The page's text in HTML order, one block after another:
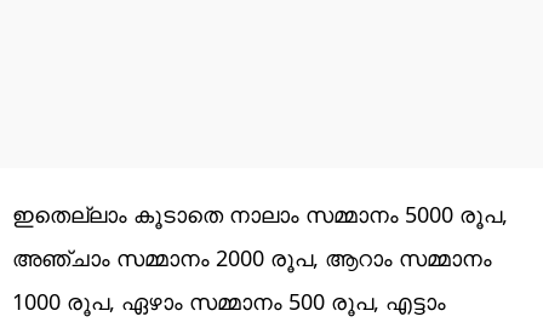
ഇതെല്ലാം കൂടാതെ നാലാം സമ്മാനം 5000 രൂപ,
അഞ്ചാം സമ്മാനം 2000 രൂപ, ആറാം സമ്മാനം
1000 രൂപ, ഏഴാം സമ്മാനം 500 രൂപ, എട്ടാം